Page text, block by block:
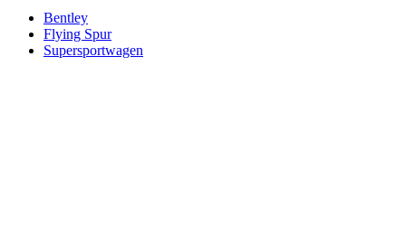
Bentley
Flying Spur
Supersportwagen